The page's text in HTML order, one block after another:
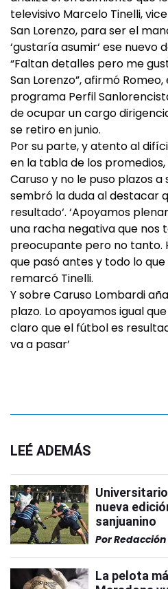
televisivo Marcelo Tinelli,
San Lorenzo, para ser el
‘gustaría asumir‘ ese nuevo
“Faltan detalles pero me
San Lorenzo”, afirmó
programa Perfil
de ocupar un cargo
se retiro en junio.
Por su parte, y atento al
en la tabla de los
Caruso y no le puso plazos a
sembró la duda al destacar
resultado‘. ‘Apoyamos
una racha negativa que nos
preocupante pero no tanto.
que pasó antes y todo lo que
remarcó Tinelli.
Y sobre Caruso Lombardi
plazo. Lo apoyamos igual
claro que el fútbol es
va a pasar’
LEÉ ADEMÁS
nueva
sanjuanino
Por
La pelota